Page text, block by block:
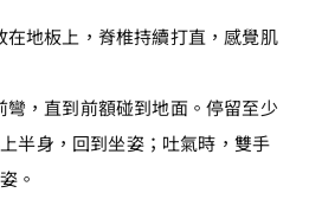
在地板上，脊椎持續打直，感覺肌
彎，直到前額碰到地面。停留至少
半身，回到坐姿；吐氣時，雙手
。